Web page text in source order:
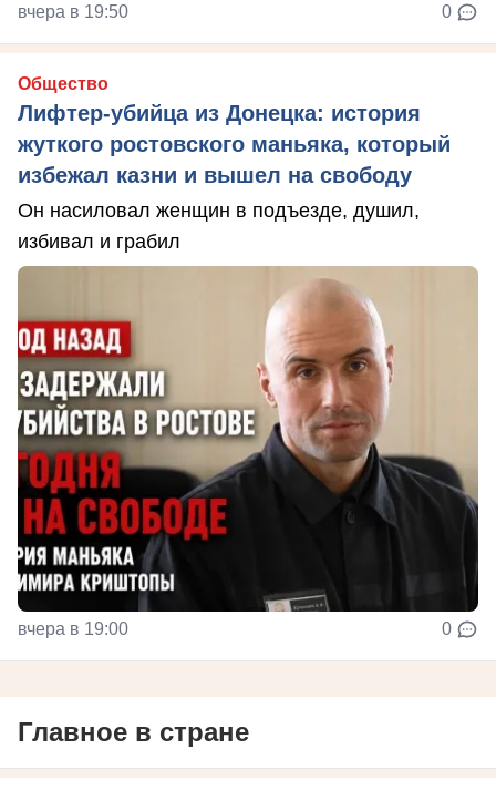
вчера в 19:50 0
Общество
Лифтер-убийца из Донецка: история
жуткого ростовского маньяка, который
избежал казни и вышел на свободу
Он насиловал женщин в подъезде, душил,
избивал и грабил
вчера в 19:00 0
Главное в стране